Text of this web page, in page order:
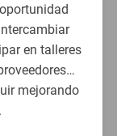
en talleres
mejorando